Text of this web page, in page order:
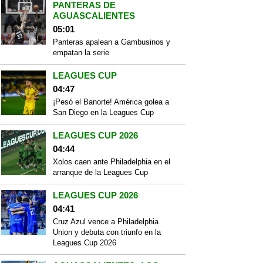
PANTERAS DE
AGUASCALIENTES
05:01
Panteras apalean a Gambusinos y
empatan la serie
LEAGUES CUP
04:47
¡Pesó el Banorte! América golea a
San Diego en la Leagues Cup
LEAGUES CUP 2026
04:44
Xolos caen ante Philadelphia en el
arranque de la Leagues Cup
LEAGUES CUP 2026
04:41
Cruz Azul vence a Philadelphia
Union y debuta con triunfo en la
Leagues Cup 2026